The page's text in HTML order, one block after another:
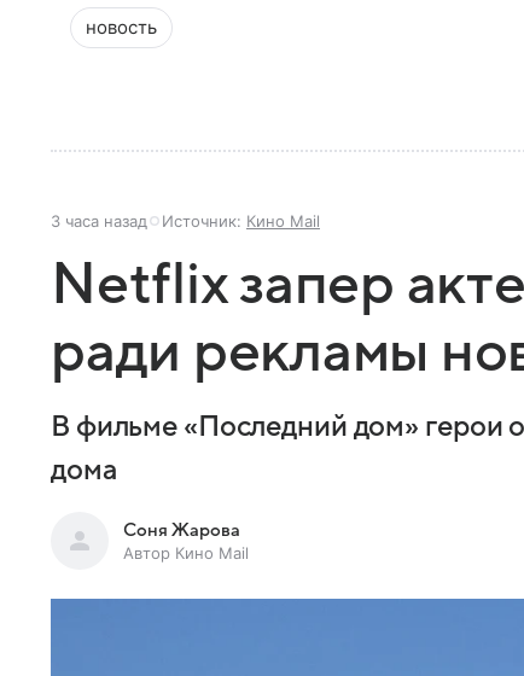
новость
3 часа назад Источник: Кино Mail
Netflix запер
ради рекламы
В фильме «Последний дом» герои
дома
Соня Жарова
Автор Кино Mail